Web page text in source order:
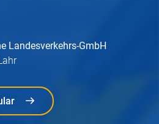
Landesverkehrs-GmbH